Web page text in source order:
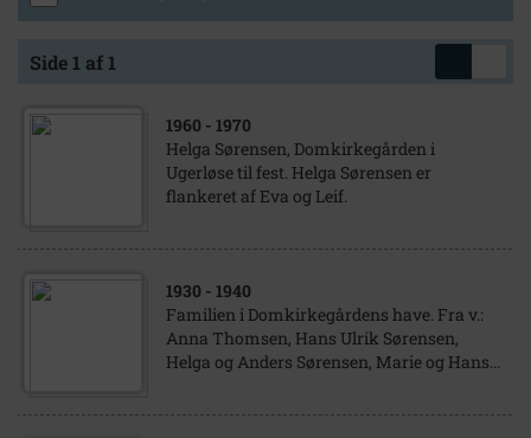
Side 1 af 1
1960 - 1970
Helga Sørensen, Domkirkegården i
Ugerløse til fest. Helga Sørensen er
flankeret af Eva og Leif.
1930 - 1940
Familien i Domkirkegårdens have. Fra v.:
Anna Thomsen, Hans Ulrik Sørensen,
Helga og Anders Sørensen, Marie og Hans...